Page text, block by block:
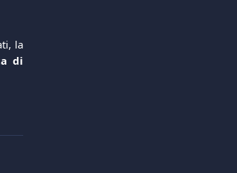
la
di